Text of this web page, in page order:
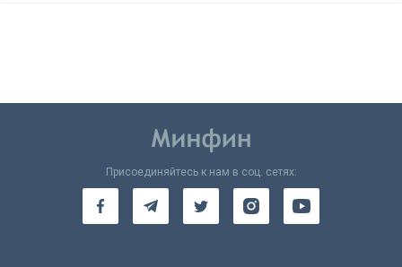
Присоединяйтесь к нам в соц. сетях: